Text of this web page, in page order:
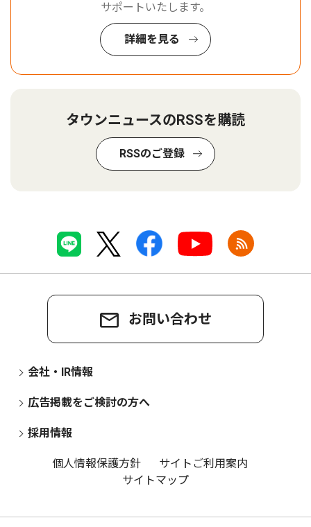
サポートいたします。
詳細を見る
タウンニュースのRSSを購読
RSSのご登録
お問い合わせ
会社・IR情報
広告掲載をご検討の方へ
採用情報
個人情報保護方針
サイトご利用案内
サイトマップ